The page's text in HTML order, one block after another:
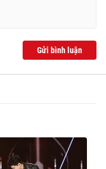
Gửi bình luận